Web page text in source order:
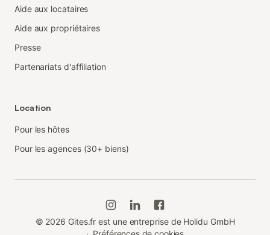
Aide aux locataires
Aide aux propriétaires
Presse
Partenariats d'affiliation
Location
Pour les hôtes
Pour les agences (30+ biens)
© 2026 Gites.fr est une entreprise de Holidu GmbH